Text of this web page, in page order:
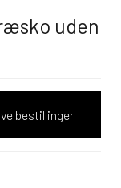
uden
bestillinger